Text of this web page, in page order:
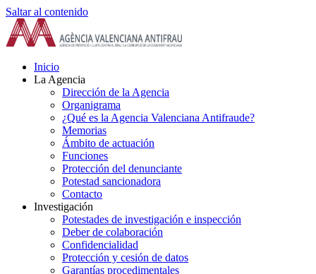
Saltar al contenido
Inicio
La Agencia
Dirección de la Agencia
Organigrama
¿Qué es la Agencia Valenciana Antifraude?
Memorias
Ámbito de actuación
Funciones
Protección del denunciante
Potestad sancionadora
Contacto
Investigación
Potestades de investigación e inspección
Deber de colaboración
Confidencialidad
Protección y cesión de datos
Garantías procedimentales